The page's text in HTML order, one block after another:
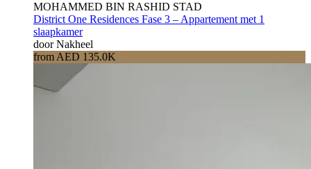
MOHAMMED BIN RASHID STAD
District One Residences Fase 3 – Appartement met 1
slaapkamer
door Nakheel
from AED 135.0K